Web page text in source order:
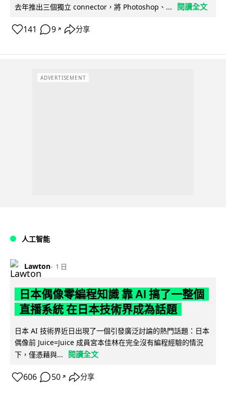
去年推出三個獨立 connector，將 Photoshop、...
閱讀全文
141 9 ↗ 分享
ADVERTISEMENT
人工智能
Lawton 1 日
日本偶像零編程知識 靠 AI 搞了一整個
直播系統 在日本技術界成為話題
日本 AI 技術界近日出現了一個引發廣泛討論的熱門話題：日本
偶像前 Juice=Juice 成員宮本佳林在完全沒有編程經驗的情況
下，僅憑藉與...
閱讀全文
606 50 ↗ 分享